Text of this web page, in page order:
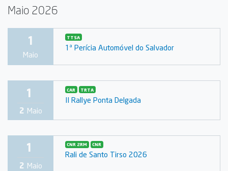
Maio 2026
1
Maio
TTSA
1ª Perícia Automóvel do Salvador
1
2 Maio
CAR TRTA
II Rallye Ponta Delgada
1
2 Maio
CNR 2RM CNR
Rali de Santo Tirso 2026